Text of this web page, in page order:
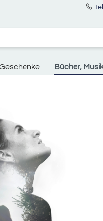
Geschenke Bücher,